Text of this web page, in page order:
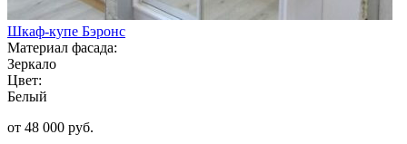
Шкаф-купе Бэронс
Материал фасада:
Зеркало
Цвет:
Белый
от 48 000 руб.